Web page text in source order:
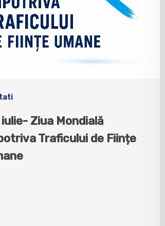
Ziua Mondială
Traficului de Ființe